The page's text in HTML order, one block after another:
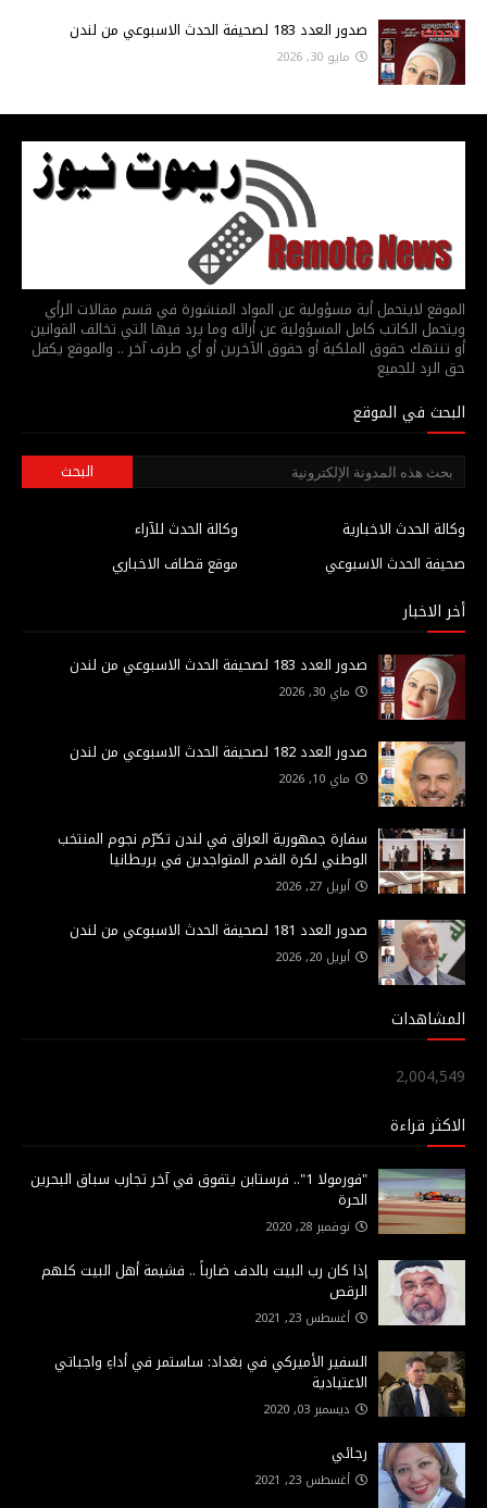
صدور العدد 183 لصحيفة الحدث الاسبوعي من لندن
مايو 30, 2026
الموقع لايتحمل أية مسؤولية عن المواد المنشورة في قسم مقالات الرأي
ويتحمل الكاتب كامل المسؤولية عن أرائه وما يرد فيها التي تخالف القوانين
أو تنتهك حقوق الملكية أو حقوق الآخرين أو أي طرف آخر .. والموقع يكفل
حق الرد للجميع
البحث في الموقع
وكالة الحدث للآراء
وكالة الحدث الاخبارية
موقع قطاف الاخباري
صحيفة الحدث الاسبوعي
أخر الاخبار
صدور العدد 183 لصحيفة الحدث الاسبوعي من لندن
ماي 30, 2026
صدور العدد 182 لصحيفة الحدث الاسبوعي من لندن
ماي 10, 2026
سفارة جمهورية العراق في لندن تكرّم نجوم المنتخب
الوطني لكرة القدم المتواجدين في بريطانيا
أبريل 27, 2026
صدور العدد 181 لصحيفة الحدث الاسبوعي من لندن
أبريل 20, 2026
المشاهدات
2,004,549
الاكثر قراءة
"فورمولا 1".. فرستابن يتفوق في آخر تجارب سباق البحرين
الحرة
نوفمبر 28, 2020
إذا كان رب البيت بالدف ضارباً .. فشيمة أهل البيت كلهم
الرقص
أغسطس 23, 2021
السفير الأميركي في بغداد: ساستمر في أداءِ واجباتي
الاعتيادية
ديسمبر 03, 2020
رجائي
أغسطس 23, 2021